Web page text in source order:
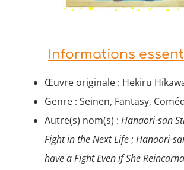
Informations
Œuvre originale : Hekiru
Genre : Seinen, Fantasy,
Autre(s) nom(s) : Hanaori-san
Fight in the Next Life ; Hanaori-
have a Fight Even if She